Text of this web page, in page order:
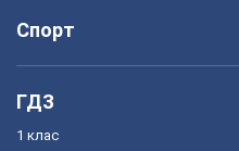
Спорт
ГДЗ
1 клас